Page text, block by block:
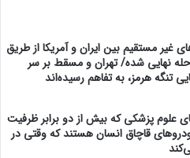
غیر مستقیم بین ایران و آمریکا از طریق
نهایی شده/ تهران و مسقط بر سر
تنگه هرمز، به تفاهم رسیده‌اند
علوم پزشکی که بیش از دو برابر ظرفیت
قاچاق انسان هستند که وقتی در